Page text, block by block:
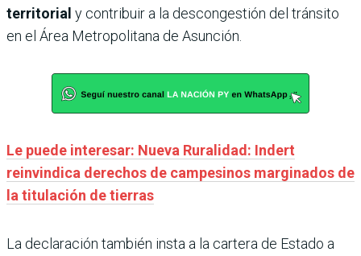
territorial y contribuir a la descongestión del tránsito
en el Área Metropolitana de Asunción.
Le puede interesar: Nueva Ruralidad: Indert
reinvindica derechos de campesinos marginados de
la titulación de tierras
La declaración también insta a la cartera de Estado a